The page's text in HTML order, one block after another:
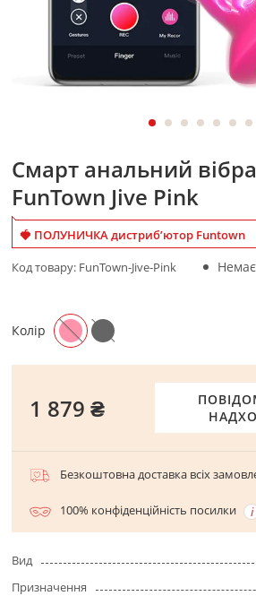
Смарт анальний
FunTown Jive Pink
🍓 ПОЛУНИЧКА дистриб’ютор Funtown
Код товару: FunTown-Jive-Pink
Колір
1 879 ₴
Безкоштовна доставка всіх
100% конфіденційність посилки
Вид
Призначення